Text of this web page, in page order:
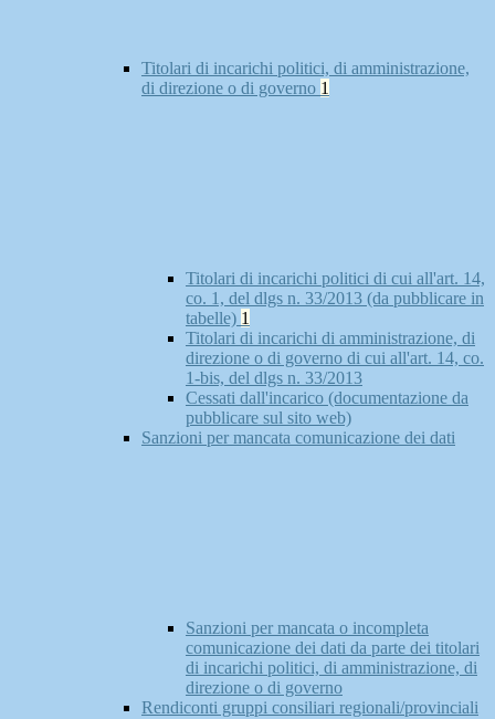
Titolari di incarichi politici, di amministrazione,
di direzione o di governo 1
Titolari di incarichi politici di cui all'art. 14,
co. 1, del dlgs n. 33/2013 (da pubblicare in
tabelle) 1
Titolari di incarichi di amministrazione, di
direzione o di governo di cui all'art. 14, co.
1-bis, del dlgs n. 33/2013
Cessati dall'incarico (documentazione da
pubblicare sul sito web)
Sanzioni per mancata comunicazione dei dati
Sanzioni per mancata o incompleta
comunicazione dei dati da parte dei titolari
di incarichi politici, di amministrazione, di
direzione o di governo
Rendiconti gruppi consiliari regionali/provinciali